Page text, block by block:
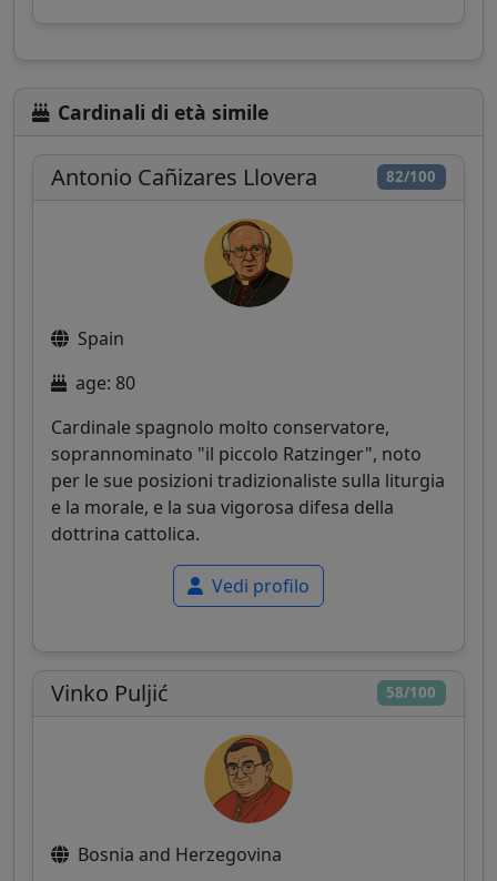
Cardinali di età simile
82/100
Antonio Cañizares Llovera
Spain
age: 80
Cardinale spagnolo molto conservatore,
soprannominato "il piccolo Ratzinger", noto
per le sue posizioni tradizionaliste sulla liturgia
e la morale, e la sua vigorosa difesa della
dottrina cattolica.
Vedi profilo
58/100
Vinko Puljić
Bosnia and Herzegovina